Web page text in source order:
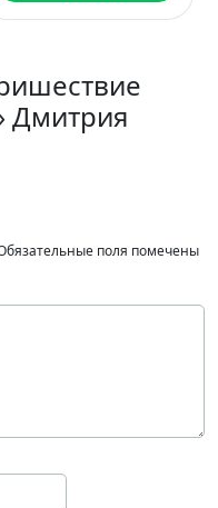
Дмитрия
поля помечены